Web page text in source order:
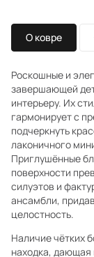
О ковре
Роскошные и
завершающей
интерьеру. Их
гармонирует с
подчеркнуть
лаконичного
Приглушённые
поверхности
силуэтов и
ансамбли,
целостность.
Наличие чётких
находка, дающая